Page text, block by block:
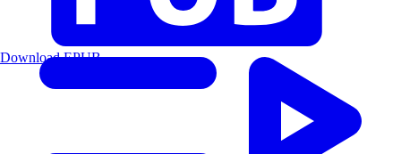
Download EPUB